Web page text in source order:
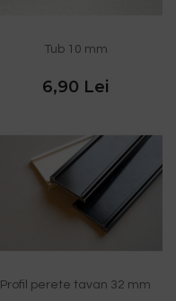
Tub 10 mm
6,90 Lei
Profil perete tavan 32 mm